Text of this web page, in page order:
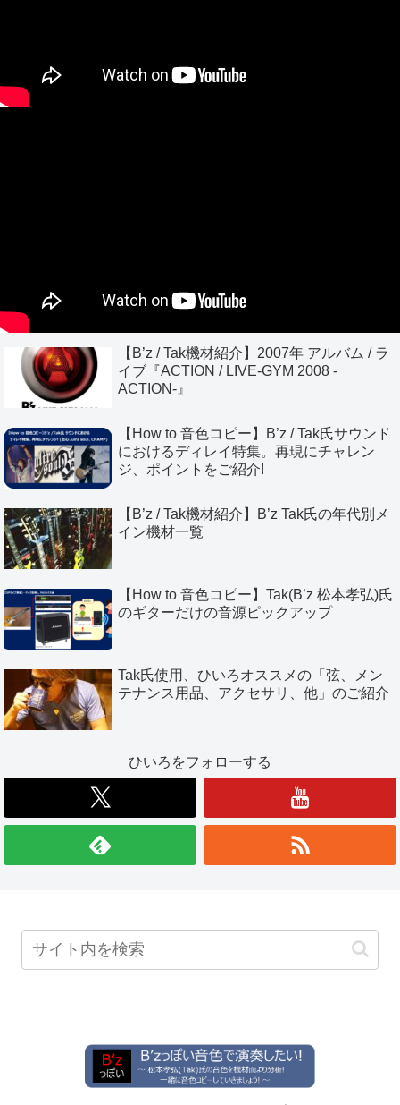
【B’z / Tak機材紹介】2007年 アルバム / ラ
イブ『ACTION / LIVE-GYM 2008 -
ACTION-』
【How to 音色コピー】B’z / Tak氏サウンド
におけるディレイ特集。再現にチャレン
ジ、ポイントをご紹介!
【B’z / Tak機材紹介】B’z Tak氏の年代別メ
イン機材一覧
【How to 音色コピー】Tak(B’z 松本孝弘)氏
のギターだけの音源ピックアップ
Tak氏使用、ひいろオススメの「弦、メン
テナンス用品、アクセサリ、他」のご紹介
ひいろをフォローする